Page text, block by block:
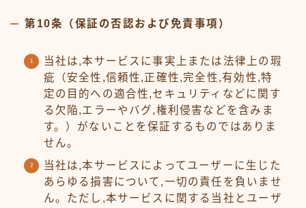
第10条（保証の否認および免責事項）
当社は,本サービスに事実上または法律上の瑕
疵（安全性,信頼性,正確性,完全性,有効性,特
定の目的への適合性,セキュリティなどに関す
る欠陥,エラーやバグ,権利侵害などを含みま
す。）がないことを保証するものではありま
せん。
当社は,本サービスによってユーザーに生じた
あらゆる損害について,一切の責任を負いませ
ん。ただし,本サービスに関する当社とユーザ